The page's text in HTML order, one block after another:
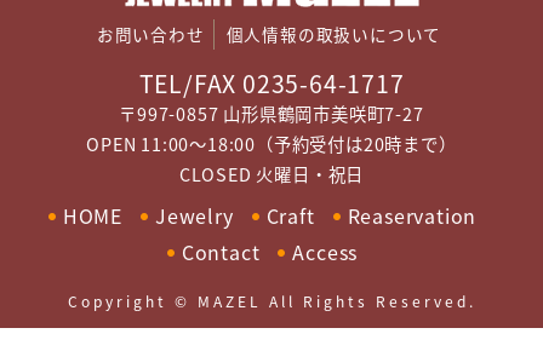
お問い合わせ 個人情報の取扱いについて
TEL/FAX 0235-64-1717
〒997-0857 山形県鶴岡市美咲町7-27
OPEN 11:00～18:00（予約受付は20時まで）
CLOSED 火曜日・祝日
HOME Jewelry Craft
Reaservation
Contact
Access
Copyright © MAZEL All Rights Reserved.